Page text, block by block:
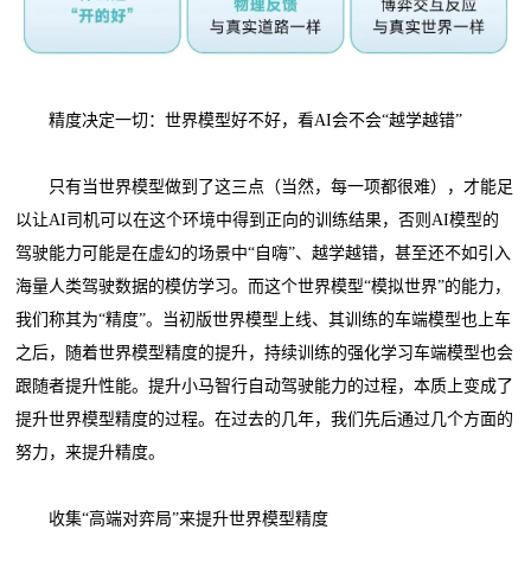
精度决定一切：世界模型好不好，看AI会不会“越学越错”
只有当世界模型做到了这三点（当然，每一项都很难），才能足
以让AI司机可以在这个环境中得到正向的训练结果，否则AI模型的
驾驶能力可能是在虚幻的场景中“自嗨”、越学越错，甚至还不如引入
海量人类驾驶数据的模仿学习。而这个世界模型“模拟世界”的能力，
我们称其为“精度”。当初版世界模型上线、其训练的车端模型也上车
之后，随着世界模型精度的提升，持续训练的强化学习车端模型也会
跟随者提升性能。提升小马智行自动驾驶能力的过程，本质上变成了
提升世界模型精度的过程。在过去的几年，我们先后通过几个方面的
努力，来提升精度。
收集“高端对弈局”来提升世界模型精度